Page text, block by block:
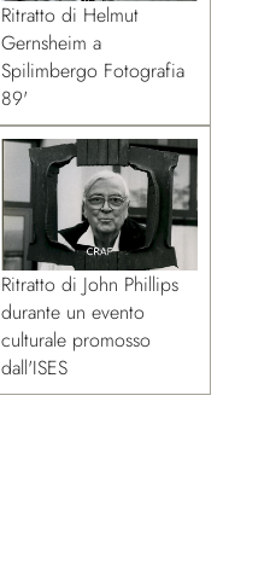
Ritratto di Helmut
Gernsheim a
Spilimbergo Fotografia
89'
Ritratto di John Phillips
durante un evento
culturale promosso
dall'ISES